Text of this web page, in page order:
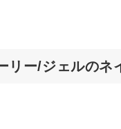
リー/ジェルのネ